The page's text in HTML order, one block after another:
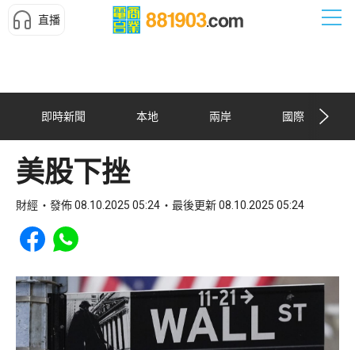
直播
即時新聞 本地 兩岸 國際
美股下挫
財經 發佈 08.10.2025 05:24 最後更新 08.10.2025 05:24
Share to Facebook
Share to WhatsApp